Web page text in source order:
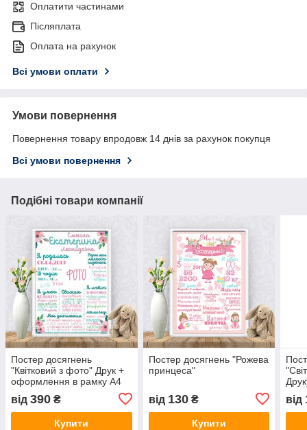
Оплатити частинами
Післяплата
Оплата на рахунок
Всі умови оплати
Умови повернення
Повернення товару впродовж 14 днів за рахунок покупця
Всі умови повернення
Подібні товари компанії
Постер досягнень
"Квітковий з фото" Друк +
оформлення в рамку А4
від 390 ₴
Купити
Постер досягнень "Рожева
принцеса"
від 130₴
Купити
від